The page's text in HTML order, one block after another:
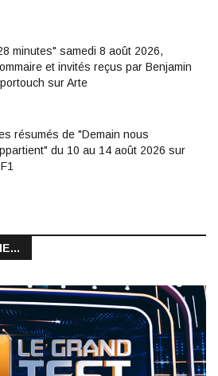
minutes" samedi 8 août 2026,
et invités reçus par Benjamin
sur Arte
résumés de "Demain nous
du 10 au 14 août 2026 sur